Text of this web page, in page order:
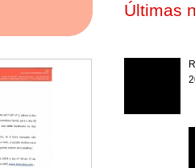
Últimas